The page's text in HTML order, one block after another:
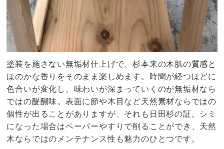
塗装を施さない無垢材仕上げで、杉本来の木肌の質感と
ほのかな香りをそのまま楽しめます。時間が経つほどに
色合いが変化し、味わいが深まっていくのが無垢材なら
ではの醍醐味。表面に節や木目など天然素材ならではの
個性が出ることがありますが、それも日田杉の証。シミ
になった場合はペーパーやすりで削ることができ、天然
木ならではのメンテナンス性も魅力のひとつです。